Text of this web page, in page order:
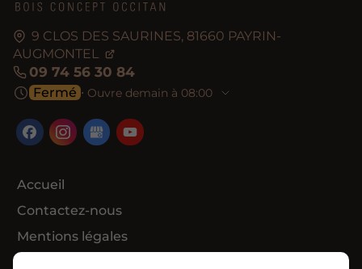
9 CLOS DES SAURINES, 81660 PAYRIN-
AUGMONTEL
09 74 56 30 84
Fermé ⋅ Ouvre demain à 08:00
Accueil
Contactez-nous
Mentions légales